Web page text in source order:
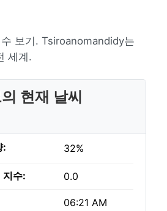
보기. Tsiroanomandidy는
세계.
현재 날씨
: 32%
지수: 0.0
06:21 AM